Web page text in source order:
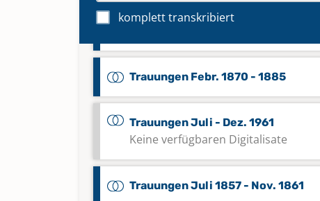
komplett transkribiert
Trauungen Febr. 1870 - 1885
Trauungen Juli - Dez. 1961
Keine verfügbaren Digitalisate
Trauungen Juli 1857 - Nov. 1861